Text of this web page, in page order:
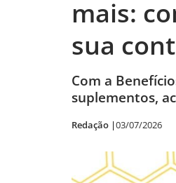
mais:
sua
Com a
suplementos,
Redação |03/07/2026